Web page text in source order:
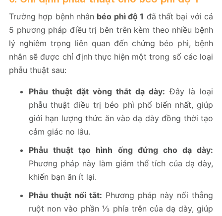
Trường hợp bệnh nhân béo phì độ 1 đã thất bại với cả
5 phương pháp điều trị bên trên kèm theo nhiều bệnh
lý nghiêm trọng liên quan đến chứng béo phì, bệnh
nhân sẽ được chỉ định thực hiện một trong số các loại
phẫu thuật sau:
Phẫu thuật đặt vòng thắt dạ dày: Đây là loại
phẫu thuật điều trị béo phì phổ biến nhất, giúp
giới hạn lượng thức ăn vào dạ dày đồng thời tạo
cảm giác no lâu.
Phẫu thuật tạo hình ống đứng cho dạ dày:
Phương pháp này làm giảm thể tích của dạ dày,
khiến bạn ăn ít lại.
Phẫu thuật nối tắt: Phương pháp này nối thẳng
ruột non vào phần ⅓ phía trên của dạ dày, giúp